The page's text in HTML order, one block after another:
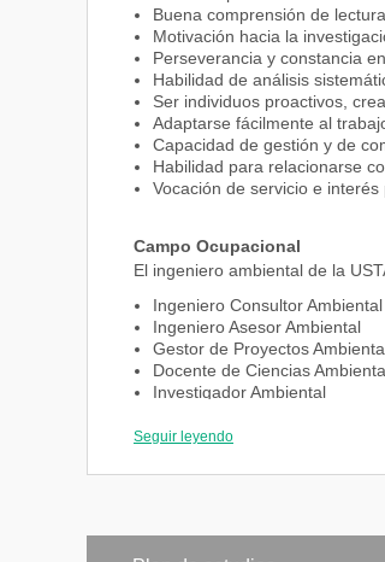
Buena comprensión de
Motivación hacia la
Perseverancia y constancia
Habilidad de análisis
Ser individuos proactivos,
Adaptarse fácilmente al
Capacidad de gestión y de
Habilidad para relacionarse
Vocación de servicio e interés
Campo Ocupacional
El ingeniero ambiental de la
Ingeniero Consultor Ambiental
Ingeniero Asesor Ambiental
Gestor de Proyectos
Docente de Ciencias
Investigador Ambiental
Coordinador de departes de
Inspector sanitario y ambiental
Seguir leyendo